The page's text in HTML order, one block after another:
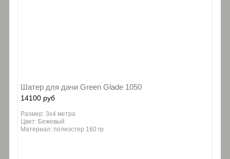
Шатер для дачи Green Glade 1050
14100 руб
Размер: 3х4 метра
Цвет: Бежевый
Материал: полиэстер 160 гр